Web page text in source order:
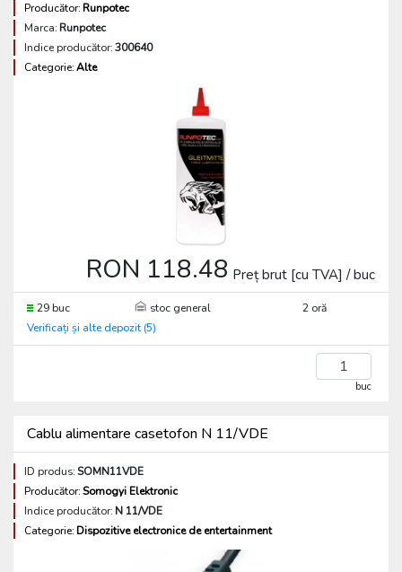
Producător:Runpotec
Marca:Runpotec
Indice producător:300640
Categorie:Alte
RON 118.48 Preț brut [cu TVA] / buc
29 buc stoc general
2 oră
Verificați și alte depozit (5)
buc
Cablu alimentare casetofon N 11/VDE
ID produs:SOMN11VDE
Producător:Somogyi Elektronic
Indice producător:N 11/VDE
Categorie:Dispozitive electronice de entertainment